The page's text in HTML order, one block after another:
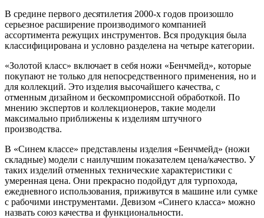
В средине первого десятилетия 2000-х годов произошло
серьезное расширение производимого компанией
ассортимента режущих инструментов. Вся продукция была
классифицирована и условно разделена на четыре категории.
«Золотой класс» включает в себя ножи «Бенчмейд», которые
покупают не только для непосредственного применения, но и
для коллекций. Это изделия высочайшего качества, с
отменным дизайном и бескомпромиссной обработкой. По
мнению экспертов и коллекционеров, такие модели
максимально приближены к изделиям штучного
производства.
В «Синем классе» представлены изделия «Бенчмейд» (ножи
складные) модели с наилучшим показателем цена/качество. У
таких изделий отменных технические характеристики с
умеренная цена. Они прекрасно подойдут для турпохода,
ежедневного использования, приживутся в машине или сумке
с рабочими инструментами. Девизом «Синего класса» можно
назвать союз качества и функциональности.